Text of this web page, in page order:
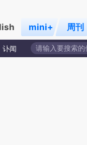
mini+ 周刊
讣闻